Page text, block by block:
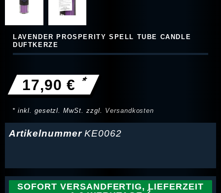
LAVENDER PROSPERITY SPELL TUBE CANDLE
DUFTKERZE
17,90 € *
* inkl. gesetzl. MwSt. zzgl. Versandkosten
ArtikelnummerKE0062
SOFORT VERSANDFERTIG, LIEFERZEIT